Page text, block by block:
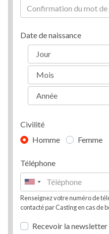
Date de naissance
Civilité
Homme
Femme
Téléphone
Renseignez votre numéro de
contacté par Casting en cas de
Recevoir la